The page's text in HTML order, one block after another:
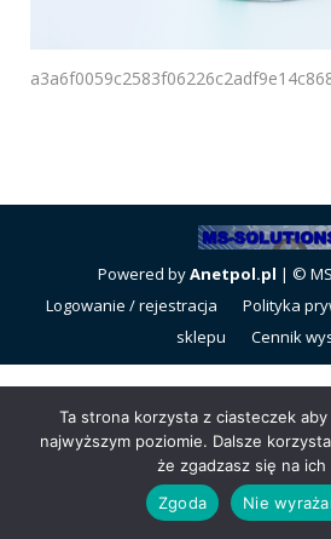
Powered byAnetpol.pl | ©
Logowanie / rejestracja
Polityka
sklepu
Cennik
Ta strona korzysta z ciasteczek aby
najwyższym poziomie. Dalsze
że zgadzasz się na ich
Zgoda
Nie